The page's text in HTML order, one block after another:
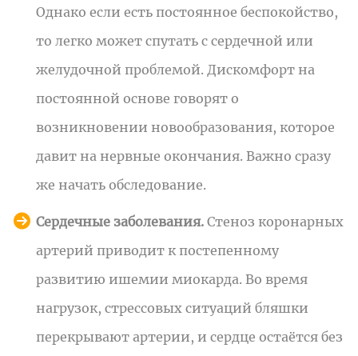
Однако если есть постоянное беспокойство,
то легко может спутать с сердечной или
желудочной проблемой. Дискомфорт на
постоянной основе говорят о
возникновении новообразования, которое
давит на нервные окончания. Важно сразу
же начать обследование.
Сердечные заболевания. Стеноз коронарных
артерий приводит к постепенному
развитию ишемии миокарда. Во время
нагрузок, стрессовых ситуаций бляшки
перекрывают артерии, и сердце остаётся без